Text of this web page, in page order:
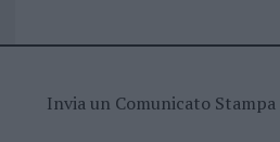
Invia un Comunicato Stampa